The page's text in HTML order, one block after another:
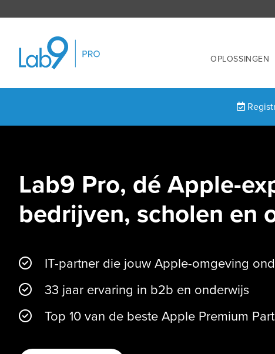
OPLOSSINGEN
Lab9 Pro, dé Apple-
bedrijven, scholen en
IT-partner die jouw Apple-omgeving
33 jaar ervaring in b2b en onderwijs
Top 10 van de beste Apple Premium